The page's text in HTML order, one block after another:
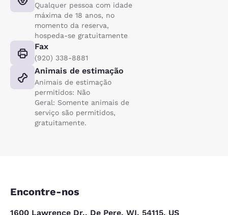
Qualquer pessoa com idade
máxima de 18 anos, no
momento da reserva,
hospeda-se gratuitamente
Fax
(920) 338-8881
Animais de estimação
Animais de estimação
permitidos: Não
Geral: Somente animais de
serviço são permitidos,
gratuitamente.
Encontre-nos
1600 Lawrence Dr., De Pere, WI, 54115, US